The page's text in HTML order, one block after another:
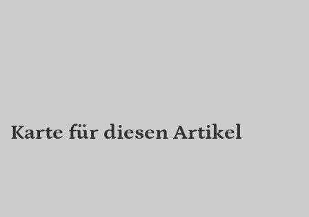
Karte für diesen Artikel